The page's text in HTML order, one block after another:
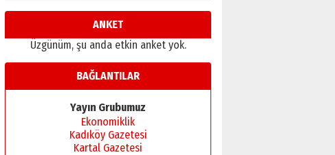
Ardında bıraktığı hatıralarıyla
13 Mayıs 2026 Çarşamba
Esat BİNDESEN
Başkan Sekmen’den Erzurum’a
bir vizyon proje daha!
02 Ağustos 2026 Pazar
ANKET
Üzgünüm, şu anda etkin anket yok.
BAĞLANTILAR
Yayın Grubumuz
Ekonomiklik
Kadıköy Gazetesi
Kartal Gazetesi